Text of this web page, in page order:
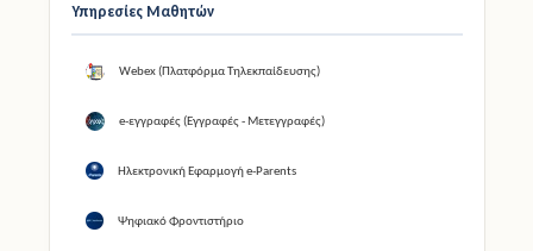
Υπηρεσίες Μαθητών
Webex (Πλατφόρμα Τηλεκπαίδευσης)
e-εγγραφές (Εγγραφές - Μετεγγραφές)
Ηλεκτρονική Εφαρμογή e-Parents
Ψηφιακό Φροντιστήριο